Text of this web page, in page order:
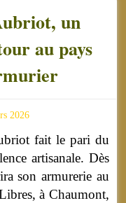
un
au pays
2026
fait le pari du
artisanale. Dès
son armurerie au
à Chaumont,